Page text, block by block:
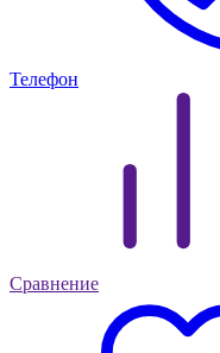
Телефон
Сравнение